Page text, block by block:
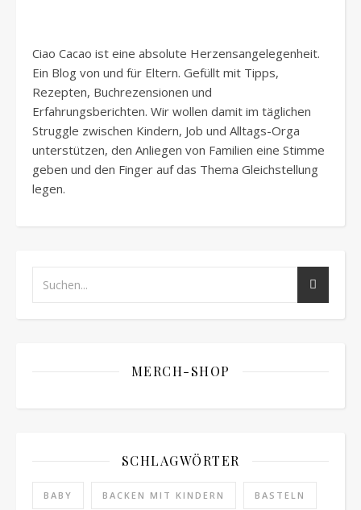
Ciao Cacao ist eine absolute Herzensangelegenheit.
Ein Blog von und für Eltern. Gefüllt mit Tipps,
Rezepten, Buchrezensionen und
Erfahrungsberichten. Wir wollen damit im täglichen
Struggle zwischen Kindern, Job und Alltags-Orga
unterstützen, den Anliegen von Familien eine Stimme
geben und den Finger auf das Thema Gleichstellung
legen.
MERCH-SHOP
SCHLAGWÖRTER
BABY BACKEN MIT KINDERN BASTELN